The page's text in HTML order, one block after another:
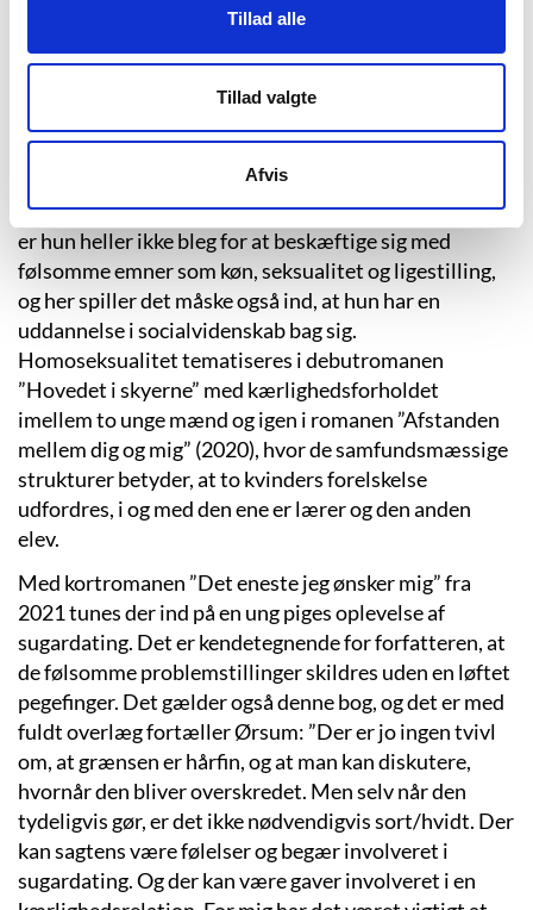
Tillad alle
Tillad valgte
Afvis
(Nordagerskolen: Caroline Ørsum. YouTube, 2016-12-
16).
Ørsum tager ofte den nørdede og skæve normbryders
læseren i forhold til tabubelagte emner som angst og
andre psykiske udfordringer hos unge. I en tid med
stor optagethed af identitetspolitiske problematikker
er hun heller ikke bleg for at beskæftige sig med
følsomme emner som køn, seksualitet og ligestilling,
og her spiller det måske også ind, at hun har en
uddannelse i socialvidenskab bag sig.
Homoseksualitet tematiseres i debutromanen
”Hovedet i skyerne” med kærlighedsforholdet
imellem to unge mænd og igen i romanen ”Afstanden
mellem dig og mig” (2020), hvor de samfundsmæssige
strukturer betyder, at to kvinders forelskelse
udfordres, i og med den ene er lærer og den anden
elev.
Med kortromanen ”Det eneste jeg ønsker mig” fra
2021 tunes der ind på en ung piges oplevelse af
sugardating. Det er kendetegnende for forfatteren, at
de følsomme problemstillinger skildres uden en løftet
pegefinger. Det gælder også denne bog, og det er med
fuldt overlæg fortæller Ørsum: ”Der er jo ingen tvivl
om, at grænsen er hårfin, og at man kan diskutere,
hvornår den bliver overskredet. Men selv når den
tydeligvis gør, er det ikke nødvendigvis sort/hvidt. Der
kan sagtens være følelser og begær involveret i
sugardating. Og der kan være gaver involveret i en